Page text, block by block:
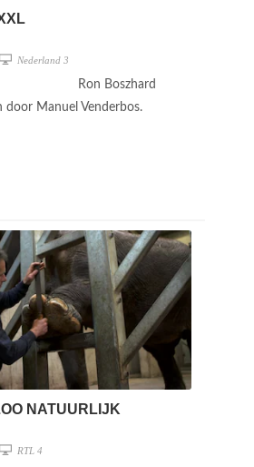
Nederland 3
Ron Boszhard
door Manuel Venderbos.
NATUURLIJK
RTL 4